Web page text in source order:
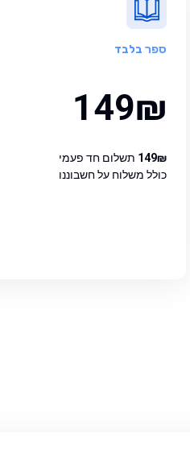
ספר בלבד
149₪
149₪ תשלום חד פעמי
כולל משלוח על חשבוננו